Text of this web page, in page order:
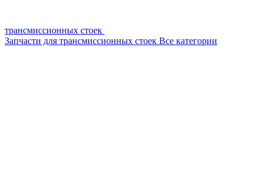
трансмиссионных стоек
Запчасти для трансмиссионных стоек Все категории